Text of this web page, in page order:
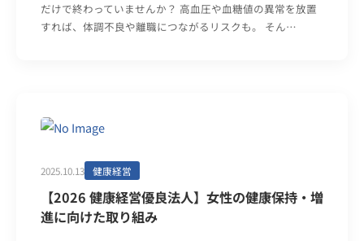
だけで終わっていませんか？ 高血圧や血糖値の異常を放置
すれば、体調不良や離職につながるリスクも。 そん…
2025.10.13 健康経営
【2026 健康経営優良法人】女性の健康保持・増
進に向けた取り組み